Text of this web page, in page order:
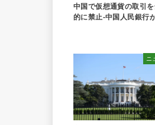
中国で仮想通貨の取引
的に禁止-中国人民銀行
ニ